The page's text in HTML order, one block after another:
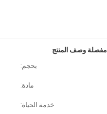
مفصلة وصف المنتج
بحجم:
مادة:
خدمة الحياة: